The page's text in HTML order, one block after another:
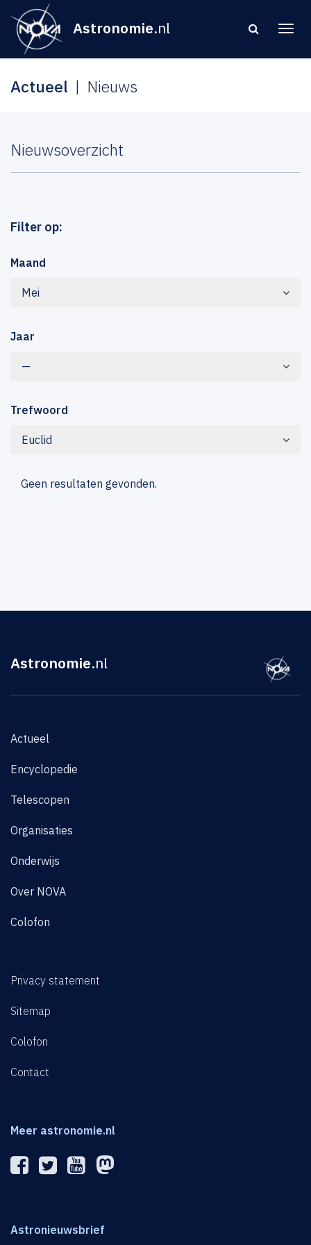
Astronomie.nl
Actueel Nieuws
Nieuwsoverzicht
Filter op:
Maand
Mei
Jaar
—
Trefwoord
Euclid
Geen resultaten gevonden.
Astronomie.nl
Actueel
Encyclopedie
Telescopen
Organisaties
Onderwijs
Over NOVA
Colofon
Privacy statement
Sitemap
Colofon
Contact
Meer astronomie.nl
Astronieuwsbrief